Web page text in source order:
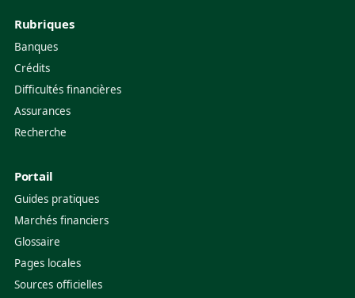
Rubriques
Banques
Crédits
Difficultés financières
Assurances
Recherche
Portail
Guides pratiques
Marchés financiers
Glossaire
Pages locales
Sources officielles